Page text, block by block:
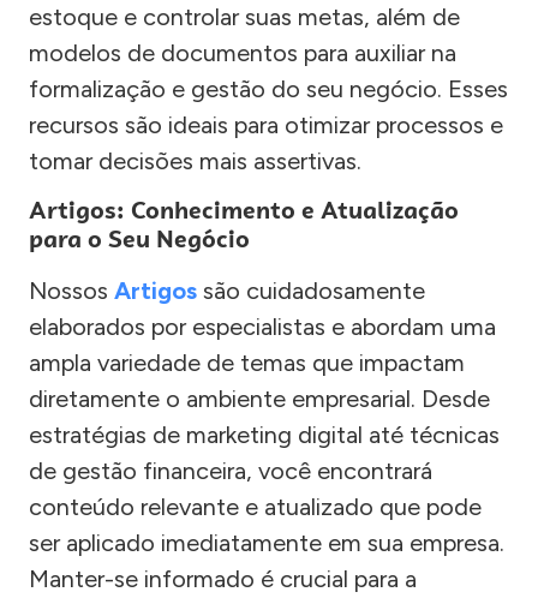
estoque e controlar suas metas, além de
modelos de documentos para auxiliar na
formalização e gestão do seu negócio. Esses
recursos são ideais para otimizar processos e
tomar decisões mais assertivas.
Artigos: Conhecimento e Atualização
para o Seu Negócio
Nossos Artigos são cuidadosamente
elaborados por especialistas e abordam uma
ampla variedade de temas que impactam
diretamente o ambiente empresarial. Desde
estratégias de marketing digital até técnicas
de gestão financeira, você encontrará
conteúdo relevante e atualizado que pode
ser aplicado imediatamente em sua empresa.
Manter-se informado é crucial para a